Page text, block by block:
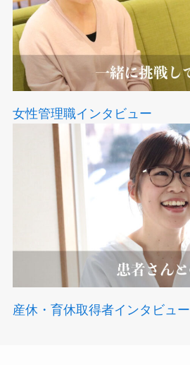
女性管理職インタビュー
産休・育休取得者インタビュー